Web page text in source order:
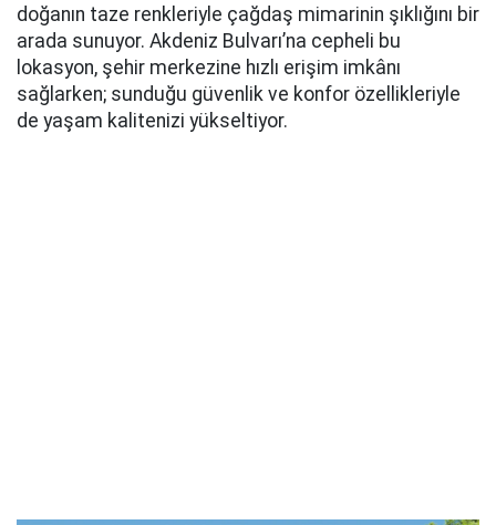
doğanın taze renkleriyle çağdaş mimarinin şıklığını bir
arada sunuyor. Akdeniz Bulvarı’na cepheli bu
lokasyon, şehir merkezine hızlı erişim imkânı
sağlarken; sunduğu güvenlik ve konfor özellikleriyle
de yaşam kalitenizi yükseltiyor.